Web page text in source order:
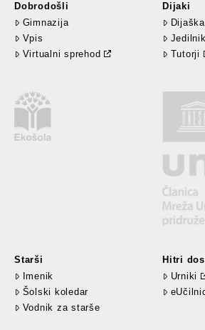
Dobrodošli
Gimnazija
Vpis
Virtualni sprehod
Dijaki
Jedilnik
Tutorji
Starši
Imenik
Šolski koledar
Vodnik za starše
Hitri
Urniki